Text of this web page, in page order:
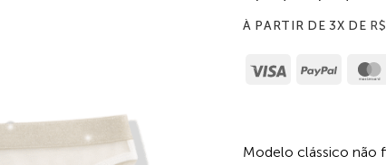
À PARTIR DE 3X DE R$
Visa PayPal
Modelo clássico não